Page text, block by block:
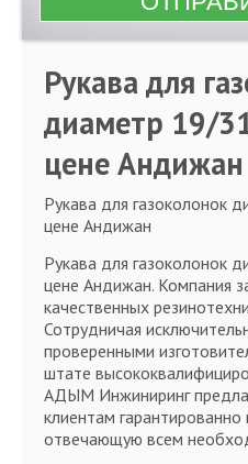
Рукава для
диаметр 19/
цене Андижан
Рукава для газоколонок
цене Андижан
Рукава для газоколонок
цене Андижан. Компания
качественных
Сотрудничая
проверенными
штате
АДЫМ Инжиниринг
клиентам
отвечающую всем